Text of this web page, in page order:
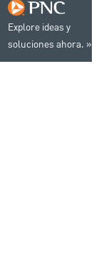
Explore ideas y
soluciones ahora.